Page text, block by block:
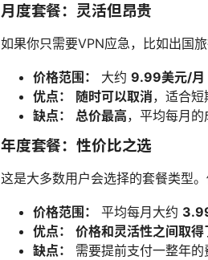
月度套餐：灵活但昂贵
如果你只需要VPN应急，比如出国
价格范围： 大约 9.99美元/月
优点：
随时可以取消，适合短
缺点：
总价最高，平均每月的
年度套餐：性价比之选
这是大多数用户会选择的套餐类型
价格范围： 平均每月大约
优点：
价格和灵活性之间取
缺点：
需要提前支付一整年的